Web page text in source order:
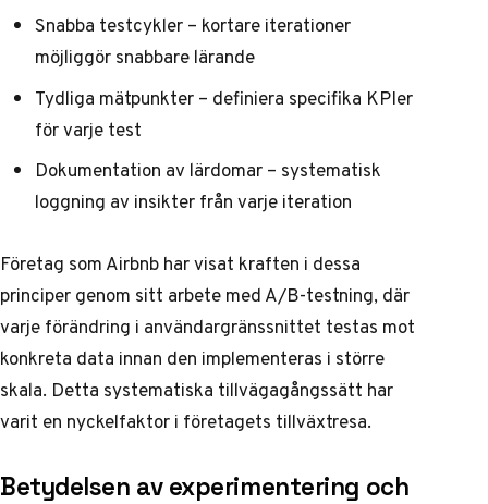
Snabba testcykler – kortare iterationer
möjliggör snabbare lärande
Tydliga mätpunkter – definiera specifika KPIer
för varje test
Dokumentation av lärdomar – systematisk
loggning av insikter från varje iteration
Företag som Airbnb har visat kraften i dessa
principer genom sitt arbete med A/B-testning, där
varje förändring i användargränssnittet testas mot
konkreta data innan den implementeras i större
skala. Detta systematiska tillvägagångssätt har
varit en nyckelfaktor i företagets tillväxtresa.
Betydelsen av experimentering och